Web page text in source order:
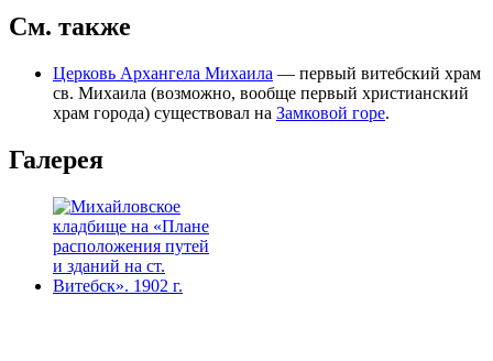
См. также
Церковь Архангела Михаила — первый витебский храм
св. Михаила (возможно, вообще первый христианский
храм города) существовал на Замковой горе.
Галерея